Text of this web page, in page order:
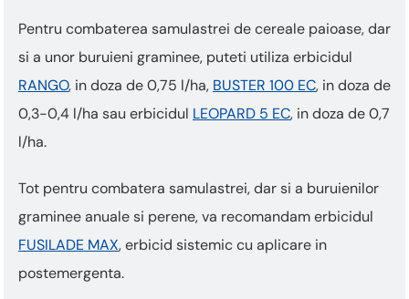
Pentru combaterea samulastrei de cereale paioase, dar
si a unor buruieni graminee, puteti utiliza erbicidul
RANGO, in doza de 0,75 l/ha, BUSTER 100 EC, in doza de
0,3-0,4 l/ha sau erbicidul LEOPARD 5 EC, in doza de 0,7
l/ha.
Tot pentru combatera samulastrei, dar si a buruienilor
graminee anuale si perene, va recomandam erbicidul
FUSILADE MAX, erbicid sistemic cu aplicare in
postemergenta.